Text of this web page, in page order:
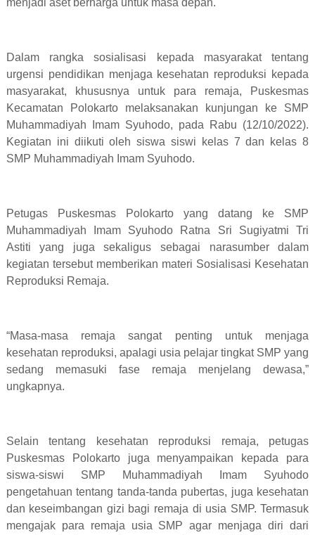
menjadi aset berharga untuk masa depan.
Dalam rangka sosialisasi kepada masyarakat tentang
urgensi pendidikan menjaga kesehatan reproduksi kepada
masyarakat, khususnya untuk para remaja, Puskesmas
Kecamatan Polokarto melaksanakan kunjungan ke SMP
Muhammadiyah Imam Syuhodo, pada Rabu (12/10/2022).
Kegiatan ini diikuti oleh siswa siswi kelas 7 dan kelas 8
SMP Muhammadiyah Imam Syuhodo.
Petugas Puskesmas Polokarto yang datang ke SMP
Muhammadiyah Imam Syuhodo Ratna Sri Sugiyatmi Tri
Astiti yang juga sekaligus sebagai narasumber dalam
kegiatan tersebut memberikan materi Sosialisasi Kesehatan
Reproduksi Remaja.
“Masa-masa remaja sangat penting untuk menjaga
kesehatan reproduksi, apalagi usia pelajar tingkat SMP yang
sedang memasuki fase remaja menjelang dewasa,”
ungkapnya.
Selain tentang kesehatan reproduksi remaja, petugas
Puskesmas Polokarto juga menyampaikan kepada para
siswa-siswi SMP Muhammadiyah Imam Syuhodo
pengetahuan tentang tanda-tanda pubertas, juga kesehatan
dan keseimbangan gizi bagi remaja di usia SMP. Termasuk
mengajak para remaja usia SMP agar menjaga diri dari